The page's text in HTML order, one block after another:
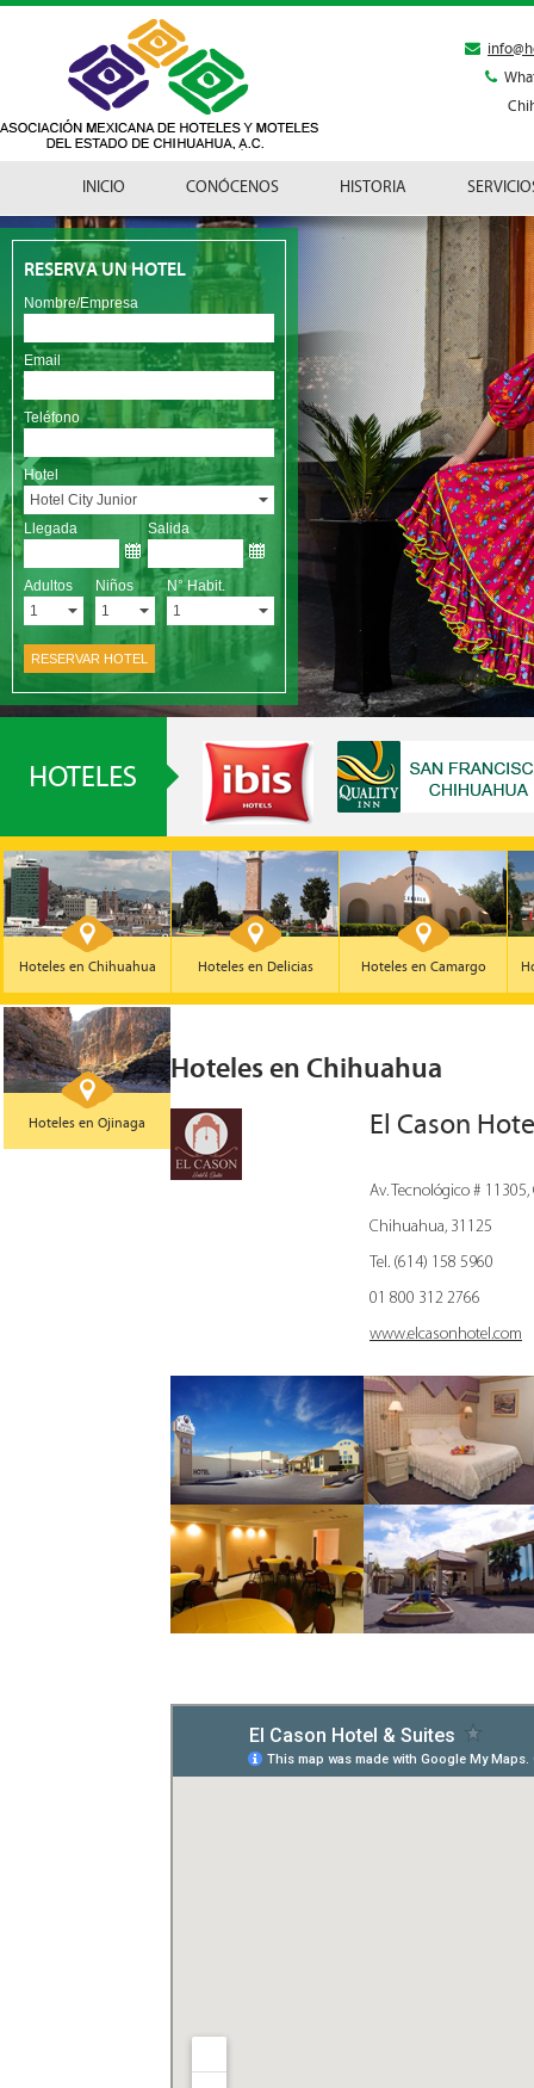
INICIO CONÓCENOS HISTORIA
Hoteles en Chihuahua Hoteles en Delicias Hoteles en Camargo
Hoteles en Ojinaga
Hoteles en Chihuahua
El Cason
Av. Tecnológico #
Chihuahua, 31125
Tel. (614) 158 5960
01 800 312 2766
www.elcasonhotel.com